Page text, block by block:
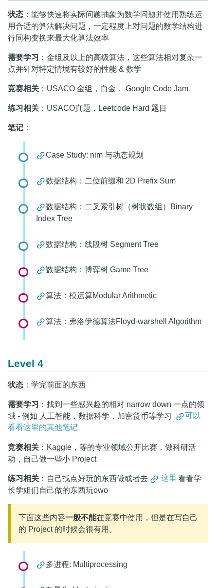
状态 ：能够快速将实际问题抽象为数学问题并使用熟练运
用合适的算法解决问题，一定程度上对问题的数学结构进
行同构变换来最大化算法效率
需要学习 ：金组及以上的高级算法，这些算法相对复杂一
点并针对特定情境有较好的性能 & 数学
竞赛相关 ：USACO 金组，白金， Google Code Jam
练习相关 ：USACO真题，Leetcode Hard 题目
笔记 ：
Case Study: nim 与动态规划
数据结构：二位前缀和 2D Prefix Sum
数据结构：二叉索引树（树状数组）Binary
Index Tree
数据结构：线段树 Segment Tree
数据结构：博弈树 Game Tree
算法：模运算Modular Arithmetic
算法：弗洛伊德算法Floyd-warshell Algorithm
Level 4
状态 ：学完前面的东西
需要学习 ：找到一些感兴趣的相对 narrow down 一点的领
域 - 例如 人工智能，数据科学，加密货币等学习
可以
看看这里的其他笔记
竞赛相关 ：Kaggle，等的专业领域公开比赛，做科研活
动，自己做一些小 Project
练习相关 ：自己找点好玩的东西做或者去 这里 看看学
长学姐们自己做的东西玩owo
下面这些内容一般不能在竞赛中使用，但是在写自己
的 Project 的时候会很有用。
多进程: Multiprocessing